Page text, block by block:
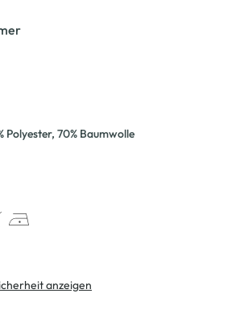
Polyester, 70% Baumwolle
anzeigen